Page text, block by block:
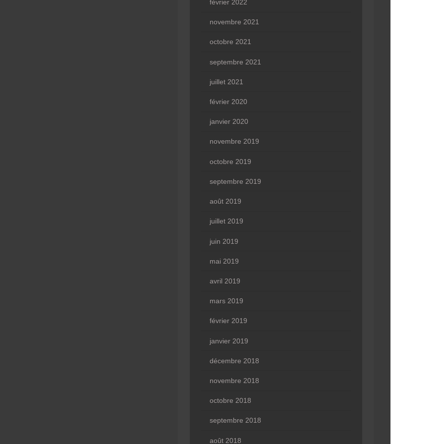
février 2022
novembre 2021
octobre 2021
septembre 2021
juillet 2021
février 2020
janvier 2020
novembre 2019
octobre 2019
septembre 2019
août 2019
juillet 2019
juin 2019
mai 2019
avril 2019
mars 2019
février 2019
janvier 2019
décembre 2018
novembre 2018
octobre 2018
septembre 2018
août 2018